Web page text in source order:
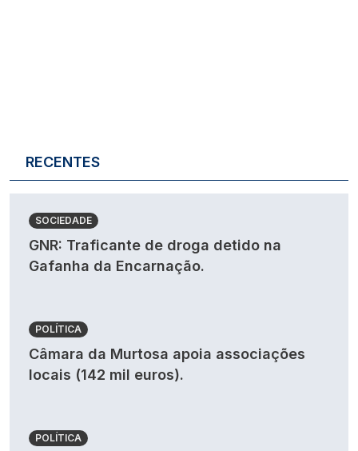
RECENTES
SOCIEDADE
GNR: Traficante de droga detido na
Gafanha da Encarnação.
POLÍTICA
Câmara da Murtosa apoia associações
locais (142 mil euros).
POLÍTICA